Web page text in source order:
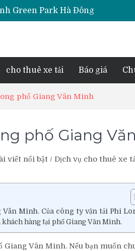
Green Park Hà Đông
Hà Đông
View
Tố Hữu
cho thuê xe tải Báo giá
phố Giang Văn Minh
phố Giang
viết nổi bật / Dịch vụ cho thuê xe
Minh. Của công ty vận tải Phi
khách hàng tại phố Giang Văn Minh.
Văn Minh. Nếu bạn muốn